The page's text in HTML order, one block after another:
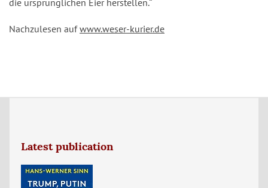
die ursprünglichen Eier herstellen.“
Nachzulesen aufwww.weser-kurier.de
Latest publication